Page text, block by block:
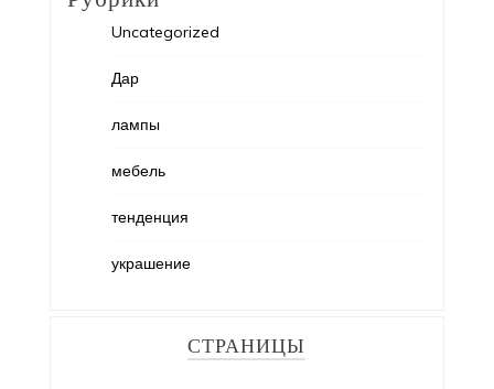
Uncategorized
Дар
лампы
мебель
тенденция
украшение
СТРАНИЦЫ